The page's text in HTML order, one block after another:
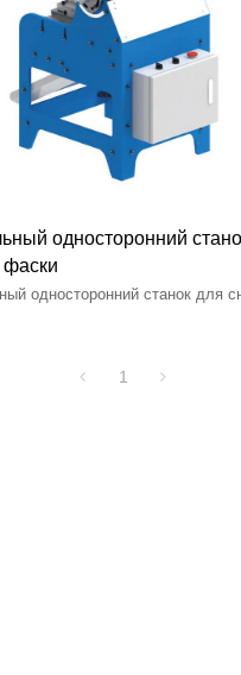
односторонний
фаски
односторонний станок для
1